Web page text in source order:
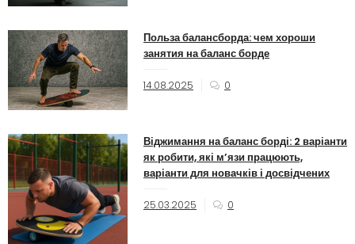
Польза балансборда: чем хороши
занятия на баланс борде
14.08.2025 0
Віджимання на баланс борді: 2 варіанти
як робити, які м’язи працюють,
варіанти для новачків і досвідчених
25.03.2025 0